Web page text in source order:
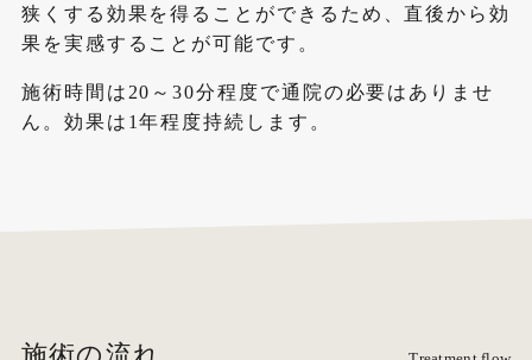
狭くする効果を得ることができるため、直後から効
果を実感することが可能です。
施術時間は20～30分程度で通院の必要はありませ
ん。効果は1年程度持続します。